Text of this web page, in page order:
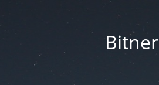
Bitner